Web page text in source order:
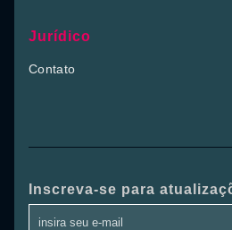
Jurídico
Contato
Inscreva-se para